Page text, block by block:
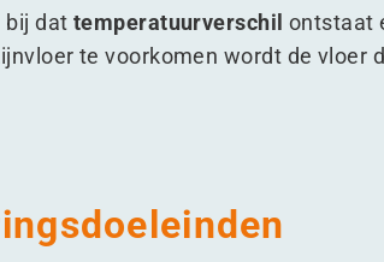
bij dat temperatuurverschil ontstaat
te voorkomen wordt de vloer